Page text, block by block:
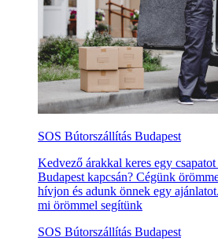
SOS Bútorszállítás Budapest
Kedvező árakkal keres egy
Budapest kapcsán? Cégünk
hívjon és adunk önnek egy
mi örömmel segítünk
SOS Bútorszállítás Budapest